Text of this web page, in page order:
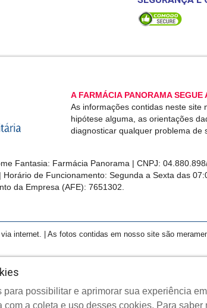
A FARMÁCIA PANORAMA SEGUE
As informações contidas neste site
hipótese alguma, as orientações
diagnosticar qualquer problema de
Fantasia: Farmácia Panorama | CNPJ:
de Funcionamento: Segunda a Sexta das
da Empresa (AFE): 7651302.
internet. | As fotos contidas em nosso site são
© 2022 Farmácia Panorama - Todos os
para possibilitar e aprimorar sua experiência
com a coleta e uso desses cookies. Para saber